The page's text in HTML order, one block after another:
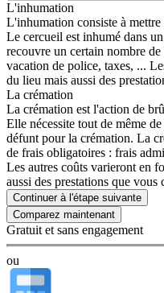
L'inhumation
L'inhumation consiste à
Le cercueil est inhumé dans
recouvre un certain nombre
vacation de police, taxes, ...
du lieu mais aussi des
La crémation
La crémation est l'action de
Elle nécessite tout de même
défunt pour la crémation. La
de frais obligatoires : frais
Les autres coûts varieront en
aussi des prestations que vous
Continuer à l'étape suivante
Gratuit et sans engagement
ou